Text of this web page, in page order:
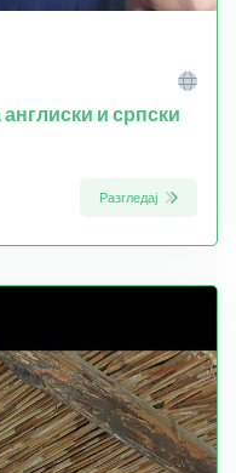
и српски
Разгледај